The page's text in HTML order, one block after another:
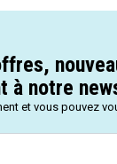
à notre
et vous pouvez